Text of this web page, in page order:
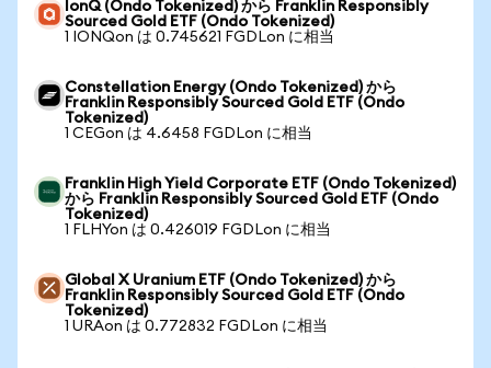
IonQ (Ondo Tokenized) から Franklin Responsibly
Sourced Gold ETF (Ondo Tokenized)
1 IONQon は 0.745621 FGDLon に相当
Constellation Energy (Ondo Tokenized) から
Franklin Responsibly Sourced Gold ETF (Ondo
Tokenized)
1 CEGon は 4.6458 FGDLon に相当
Franklin High Yield Corporate ETF (Ondo Tokenized)
から Franklin Responsibly Sourced Gold ETF (Ondo
Tokenized)
1 FLHYon は 0.426019 FGDLon に相当
Global X Uranium ETF (Ondo Tokenized) から
Franklin Responsibly Sourced Gold ETF (Ondo
Tokenized)
1 URAon は 0.772832 FGDLon に相当